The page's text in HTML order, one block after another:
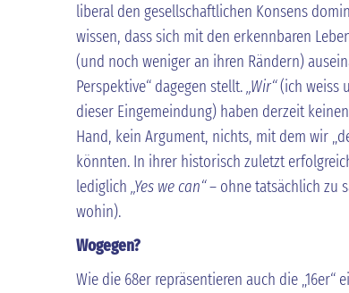
liberal den gesellschaftlichen Konsens
wissen, dass sich mit den erkennbaren
(und noch weniger an ihren Rändern)
Perspektive“ dagegen stellt.„Wir“(ich weiss
dieser Eingemeindung) haben derzeit
Hand, kein Argument, nichts, mit dem wir
könnten. In ihrer historisch zuletzt
lediglich „Yes we can“– ohne tatsächlich zu
wohin).
Wogegen?
Wie die 68er repräsentieren auch die „16er“